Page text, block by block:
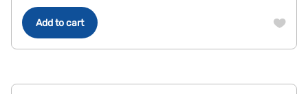
Add to cart